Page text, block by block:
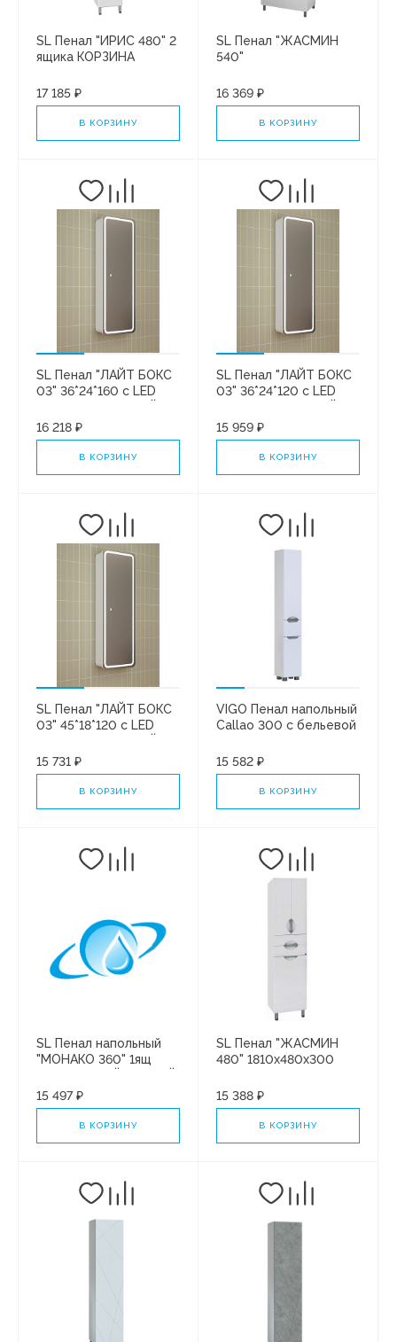
SL Пенал "ИРИС 480" 2
ящика КОРЗИНА
17 185 ₽
В КОРЗИНУ
SL Пенал "ЖАСМИН
540"
16 369 ₽
В КОРЗИНУ
SL Пенал "ЛАЙТ БОКС
03" 36*24*160 с LED
СОФТ
16 218 ₽
В КОРЗИНУ
SL Пенал "ЛАЙТ БОКС
03" 36*24*120 с LED
СОФТ
15 959 ₽
В КОРЗИНУ
SL Пенал "ЛАЙТ БОКС
03" 45*18*120 с LED
СОФТ
15 731 ₽
В КОРЗИНУ
VIGO Пенал напольный
Callao 300 с бельевой
15 582 ₽
В КОРЗИНУ
SL Пенал напольный
"МОНАКО 360" 1ящ
ЛАКОБЕЛЬ
15 497 ₽
В КОРЗИНУ
SL Пенал "ЖАСМИН
480" 1810х480х300
15 388 ₽
В КОРЗИНУ